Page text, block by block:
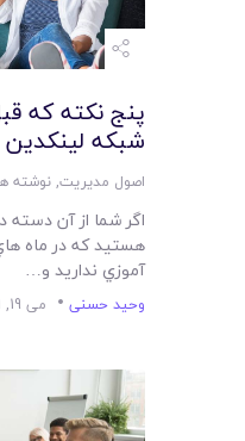
پنج نکته که
شبکه لينکدين
اصول مدیریت,نوشته
اگر شما از آن
هستيد که در ماه
آموزي نداريد و…
وحید حسنی می 19, 2021